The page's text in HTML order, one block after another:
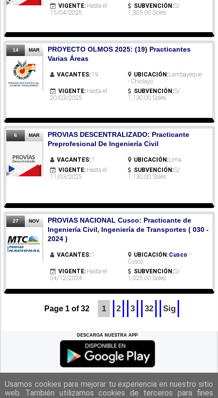
VIGENTE: Hasta el
15/04/2025
SUBVENCIÓN:S/.
1,305.00 Soles
14 MAR
PROYECTO OLMOS 2025: (19) Practicantes
Varias Áreas
VACANTES: 19 UBICACIÓN:Lambayeque
- Chiclayo
VIGENTE: Hasta el
20/03/2025
SUBVENCIÓN:S/.
1,130.00 Soles
6 MAR
PROVIAS DESCENTRALIZADO: Practicante
Preprofesional De Ingeniería Civil
VACANTES: 1 UBICACIÓN:Lima
VIGENTE: Hasta el
11/03/2025
SUBVENCIÓN:S/.
1,130.00 Soles
27 NOV
PROVIAS NACIONAL Cusco: Practicante de
Ingeniería Civil, Ingeniería de Transportes ( 030 -
2024 )
VACANTES: 1 UBICACIÓN:Cusco -
Cusco
VIGENTE: Hasta el
04/12/2024
SUBVENCIÓN:S/.
1,025.00 Soles
Page 1 of 32 1 2 3 32 Sig
DESCARGA NUESTRA APP
REGRESAR A LACIMA
Usamos cookies para mejorar tu experiencia en nuestro sitio
web. También utilizamos cookies de terceros para fines